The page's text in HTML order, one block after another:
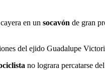
en un socavón de gran
del ejido Guadalupe
no lograra percatarse